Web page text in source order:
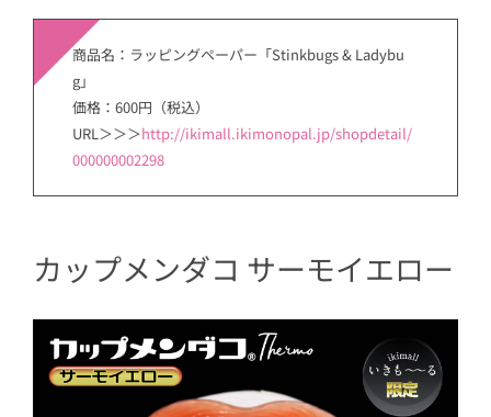
商品名：ラッピングペーパー「Stinkbugs & Ladybu
g」
価格：600円（税込）
URL＞＞＞http://ikimall.ikimonopal.jp/shopdetail/
000000002298
カップメンダコ サーモイエロー